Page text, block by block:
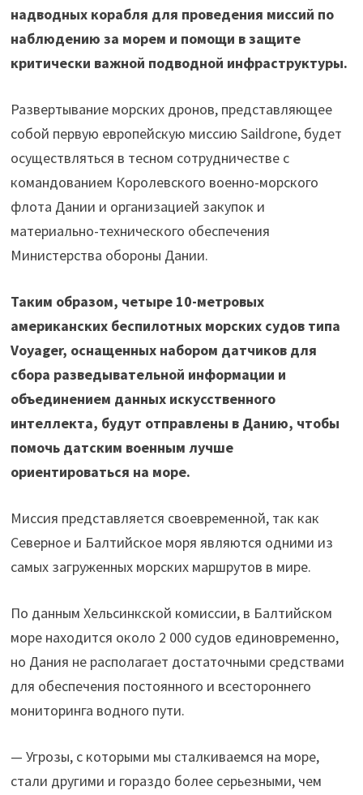
надводных корабля для проведения миссий по
наблюдению за морем и помощи в защите
критически важной подводной инфраструктуры.
Развертывание морских дронов, представляющее
собой первую европейскую миссию Saildrone, будет
осуществляться в тесном сотрудничестве с
командованием Королевского военно-морского
флота Дании и организацией закупок и
материально-технического обеспечения
Министерства обороны Дании.
Таким образом, четыре 10-метровых
американских беспилотных морских судов типа
Voyager, оснащенных набором датчиков для
сбора разведывательной информации и
объединением данных искусственного
интеллекта, будут отправлены в Данию, чтобы
помочь датским военным лучше
ориентироваться на море.
Миссия представляется своевременной, так как
Северное и Балтийское моря являются одними из
самых загруженных морских маршрутов в мире.
По данным Хельсинкской комиссии, в Балтийском
море находится около 2 000 судов единовременно,
но Дания не располагает достаточными средствами
для обеспечения постоянного и всестороннего
мониторинга водного пути.
— Угрозы, с которыми мы сталкиваемся на море,
стали другими и гораздо более серьезными, чем